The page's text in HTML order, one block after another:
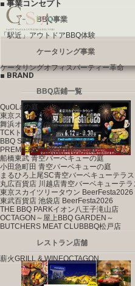
■ 事業コンセプト
BBQ事業
「駅近」 アウトドアBBQ体験
ケータリング事業
ケータリングオフィスパーティー革命
■ BRAND
BBQ店鋪一覧
QuOLaの庭
東京スカイツリータウンの庭
舞浜オリーブの庭
TCKトゥインクルバーベキュー
BBQ SKY TERRACE西武所沢S.C.店
PREMIERE YOKOHAMAの庭
船橋東武 青空バーベキューの庭
小田急町田 青空バーベキューの庭
まるひろ上尾SC青空バーベキューテラス
丸広百貨店 川越店青空バーベキューテラ
東京スカイツリータウン BeerFesta2026
東武百貨店 池袋店 BeerFesta2026
THE BBQ PARKイオン八王子滝山店
OCTAGON ～屋上BBQ GARDEN～
BUTCHERS MEAT CLUBBBQ松戸店
レストラン店舗
薪火GRILL & WINEOCTAGON
ケータリングブランド一覧